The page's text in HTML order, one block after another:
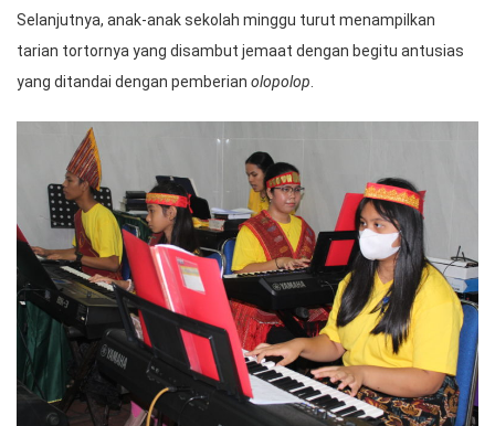
Selanjutnya, anak-anak sekolah minggu turut menampilkan
tarian tortornya yang disambut jemaat dengan begitu antusias
yang ditandai dengan pemberian olopolop